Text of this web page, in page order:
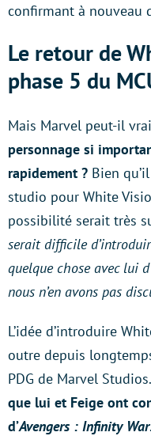
confirmant à nouveau
Le retour de
phase 5 du
Mais Marvel peut-il
personnage si
rapidement ? Bien
studio pour White
possibilité serait très
serait difficile
quelque chose avec lui
nous n’en avons pas
L’idée d’introduire
outre depuis
PDG de Marvel Studios.
que lui et Feige ont
d’Avengers : Infinity War